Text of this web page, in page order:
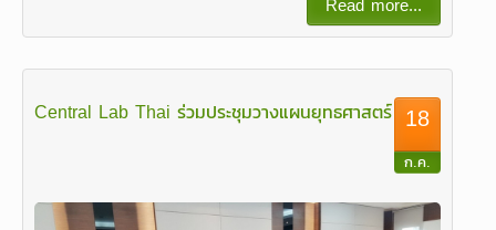
18
ก.ค.
Central Lab Thai ร่วมประชุมวางแผนยุทธศาสตร์